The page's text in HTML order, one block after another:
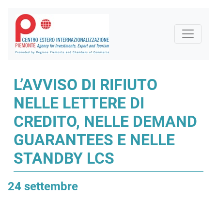
L’AVVISO DI RIFIUTO
NELLE LETTERE DI
CREDITO, NELLE DEMAND
GUARANTEES E NELLE
STANDBY LCS
24 settembre